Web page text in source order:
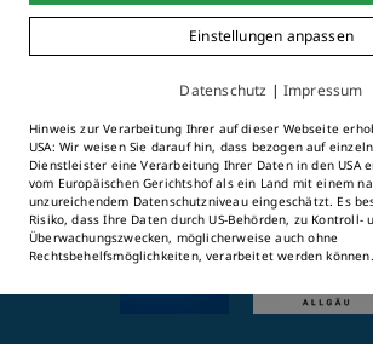
Marienplatz 3-4
87509 Immenstadt i. Allgäu
Einstellungen anpassen
Datenschutz | Impressum
Hinweis zur Verarbeitung Ihrer auf dieser Webseite
USA: Wir weisen Sie darauf hin, dass bezogen auf
Dienstleister eine Verarbeitung Ihrer Daten in den USA
vom Europäischen Gerichtshof als ein Land mit einem
unzureichendem Datenschutzniveau eingeschätzt. Es
Risiko, dass Ihre Daten durch US-Behörden, zu Kontroll-
Überwachungszwecken, möglicherweise auch ohne
Rechtsbehelfsmöglichkeiten, verarbeitet werden können.